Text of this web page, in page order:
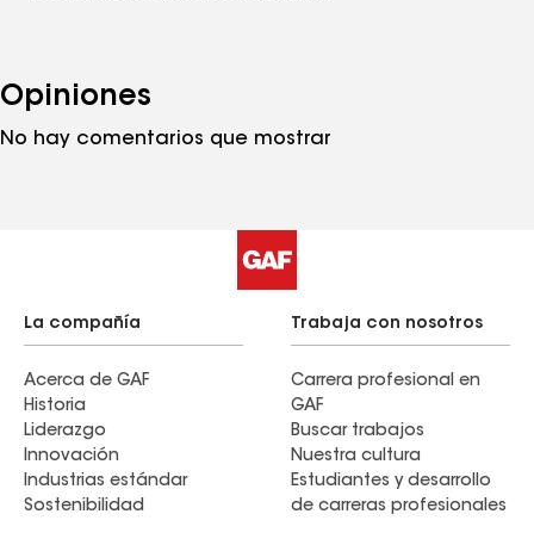
Opiniones
No hay comentarios que mostrar
La compañía
Acerca de GAF
Historia
Liderazgo
Innovación
Industrias estándar
Sostenibilidad
Trabaja con nosotros
Carrera profesional en
GAF
Buscar trabajos
Nuestra cultura
Estudiantes y desarrollo
de carreras profesionales